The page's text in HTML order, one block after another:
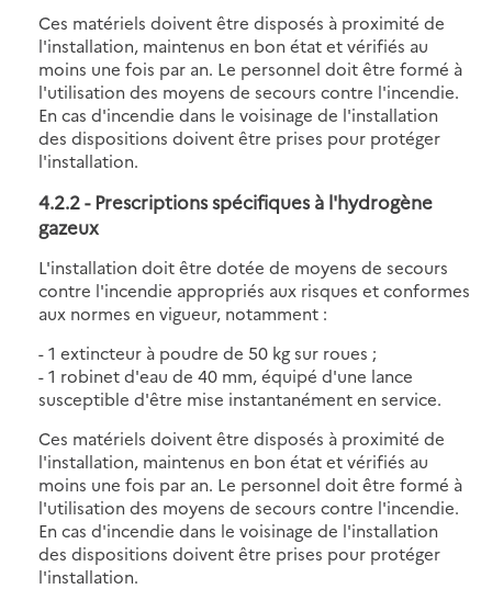
Ces matériels doivent être disposés à proximité de
l'installation, maintenus en bon état et vérifiés au
moins une fois par an. Le personnel doit être formé à
l'utilisation des moyens de secours contre l'incendie.
En cas d'incendie dans le voisinage de l'installation
des dispositions doivent être prises pour protéger
l'installation.
4.2.2 - Prescriptions spécifiques à l'hydrogène
gazeux
L'installation doit être dotée de moyens de secours
contre l'incendie appropriés aux risques et conformes
aux normes en vigueur, notamment :
- 1 extincteur à poudre de 50 kg sur roues ;
- 1 robinet d'eau de 40 mm, équipé d'une lance
susceptible d'être mise instantanément en service.
Ces matériels doivent être disposés à proximité de
l'installation, maintenus en bon état et vérifiés au
moins une fois par an. Le personnel doit être formé à
l'utilisation des moyens de secours contre l'incendie.
En cas d'incendie dans le voisinage de l'installation
des dispositions doivent être prises pour protéger
l'installation.